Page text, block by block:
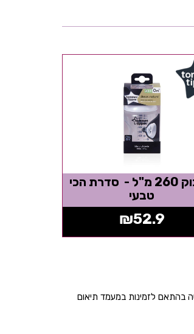
בקבוק 260 מ"ל - סדרת הכי
טבעי
₪52.9
בהתאם לזמינות במעמד תיאום